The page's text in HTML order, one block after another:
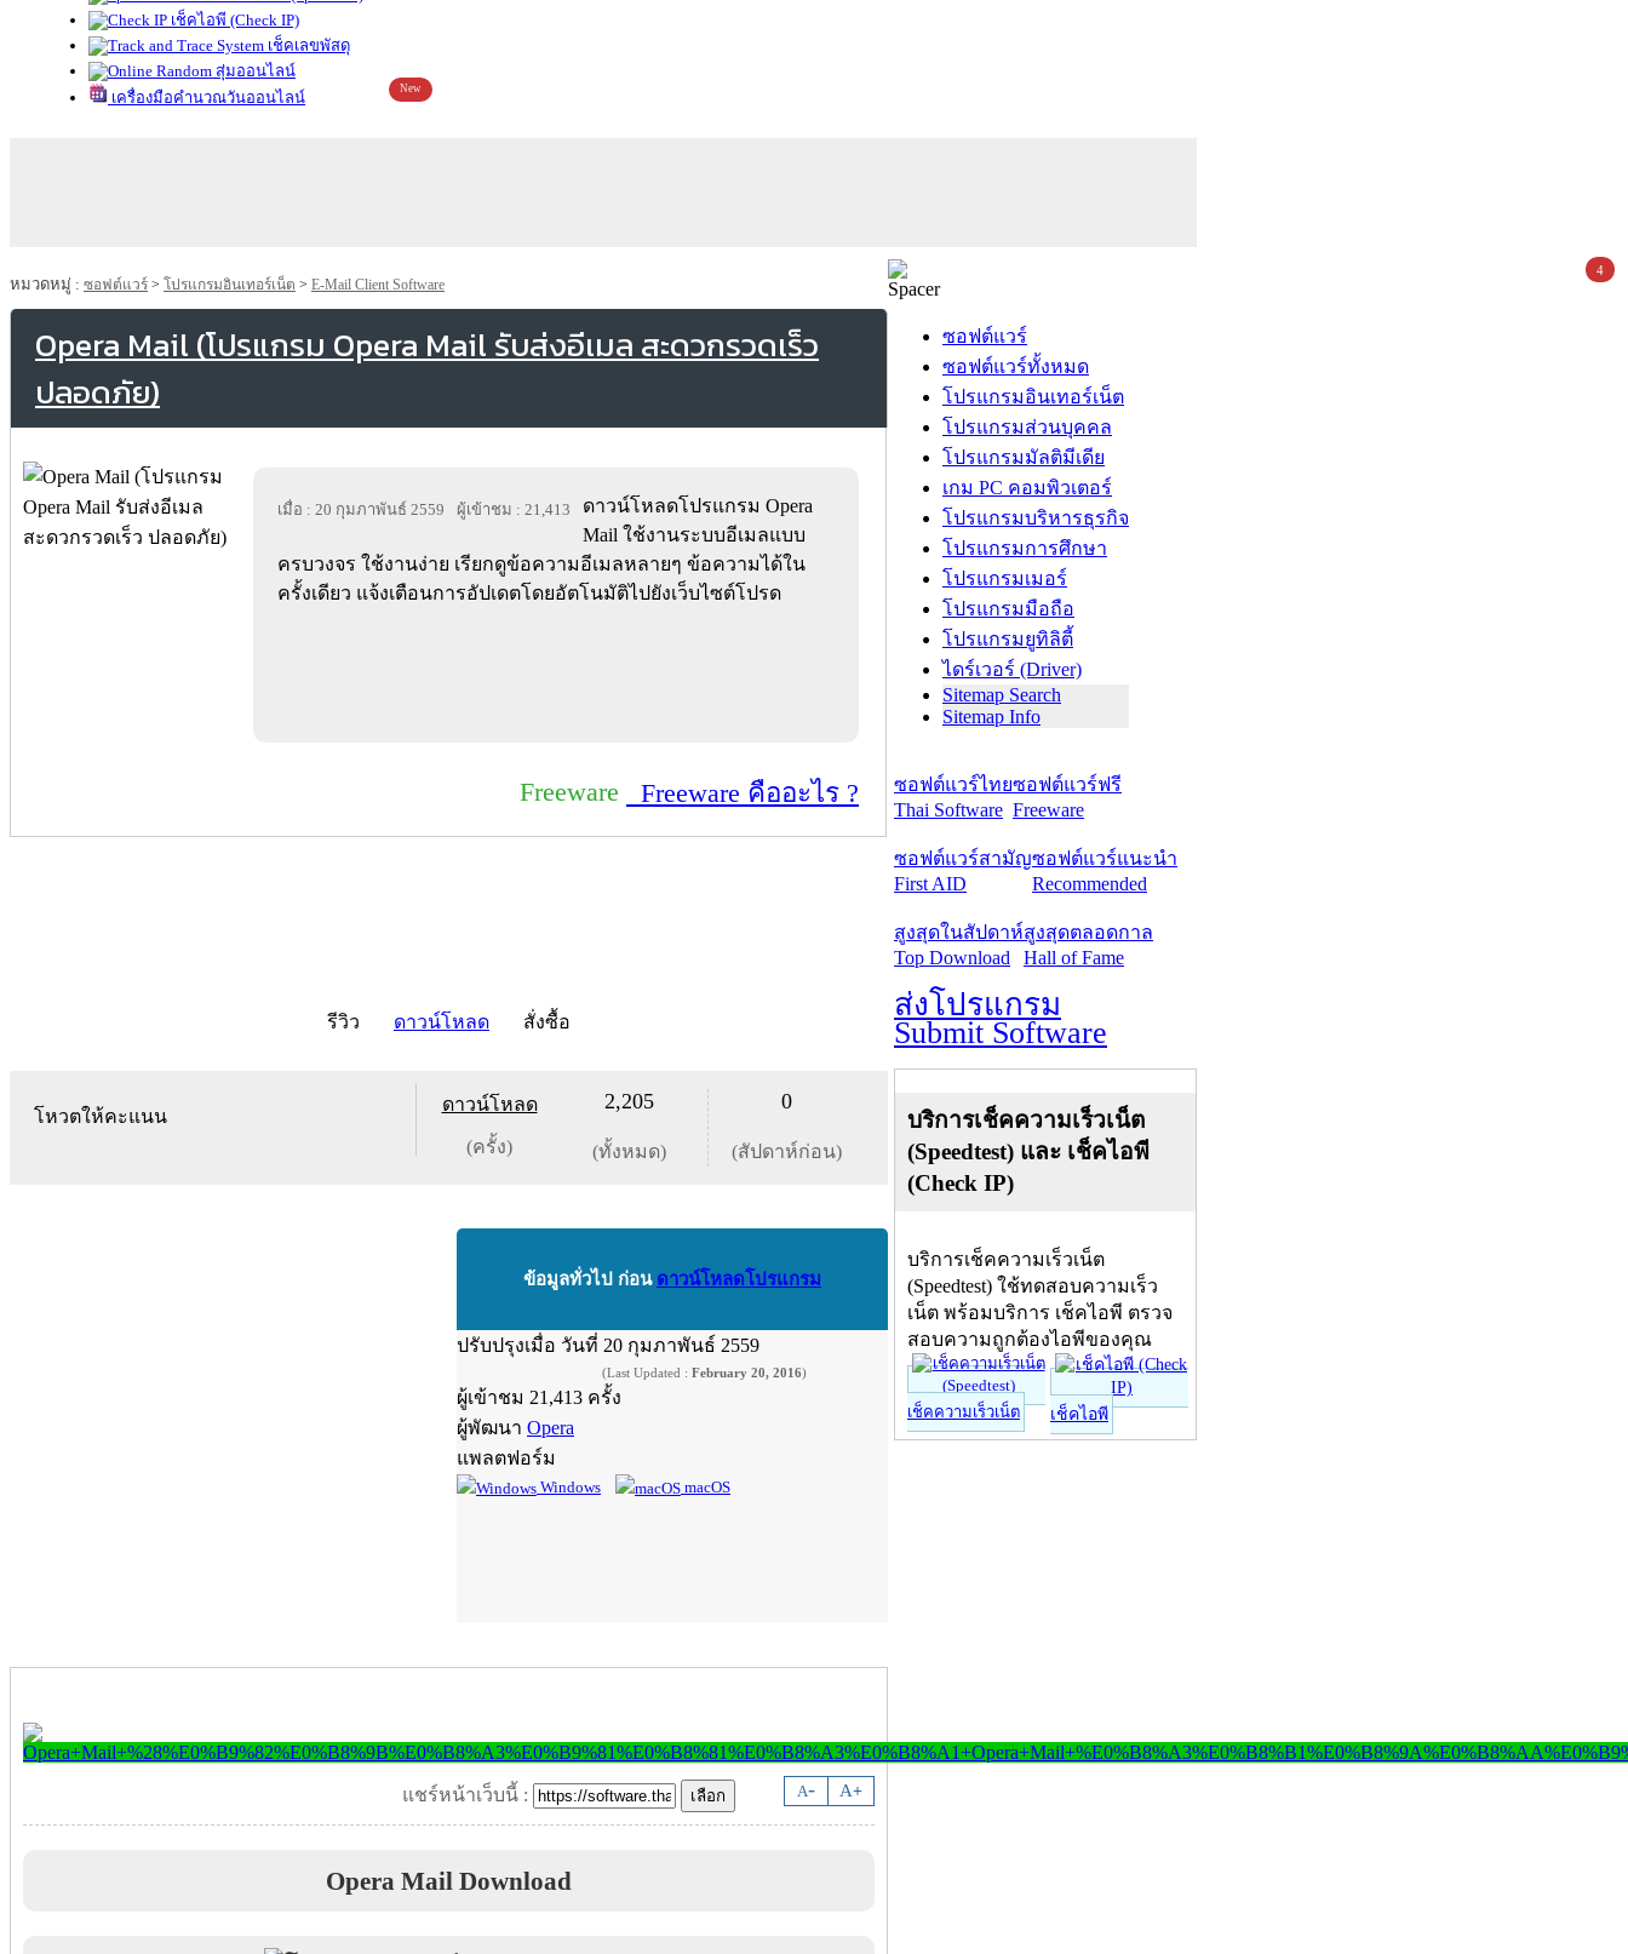
เช็คไอพี (Check IP)
เช็คเลขพัสดุ
สุ่มออนไลน์
เครื่องมือคำนวณวันออนไลน์
New
หมวดหมู่ : ซอฟต์แวร์ > โปรแกรมอินเทอร์เน็ต > E-Mail Client Software
Opera Mail (โปรแกรม Opera Mail รับส่งอีเมล สะดวกรวดเร็ว
ปลอดภัย)
เมื่อ : 20 กุมภาพันธ์ 2559 ผู้เข้าชม : 21,413
ดาวน์โหลดโปรแกรม Opera
Mail ใช้งานระบบอีเมลแบบ
ครบวงจร ใช้งานง่าย เรียกดูข้อความอีเมลหลายๆ ข้อความได้ใน
ครั้งเดียว แจ้งเตือนการอัปเดตโดยอัตโนมัติไปยังเว็บไซต์โปรด
Freeware Freeware คืออะไร ?
รีวิว ดาวน์โหลด สั่งซื้อ
โหวตให้คะแนน
ดาวน์โหลด
(ครั้ง)
2,205
(ทั้งหมด)
0
(สัปดาห์ก่อน)
ข้อมูลทั่วไป ก่อน ดาวน์โหลดโปรแกรม
ปรับปรุงเมื่อ วันที่ 20 กุมภาพันธ์ 2559
(Last Updated : February 20, 2016)
ผู้เข้าชม 21,413 ครั้ง
ผู้พัฒนา Opera
แพลตฟอร์ม
Windows macOS
A- A+
แชร์หน้าเว็บนี้ :
Opera Mail Download
ซอฟต์แวร์
ซอฟต์แวร์ทั้งหมด
โปรแกรมอินเทอร์เน็ต
โปรแกรมส่วนบุคคล
โปรแกรมมัลติมีเดีย
เกม PC คอมพิวเตอร์
โปรแกรมบริหารธุรกิจ
โปรแกรมการศึกษา
โปรแกรมเมอร์
โปรแกรมมือถือ
โปรแกรมยูทิลิตี้
ไดร์เวอร์ (Driver)
Sitemap Search
Sitemap Info
ซอฟต์แวร์ไทย
Thai Software
ซอฟต์แวร์ฟรี
Freeware
ซอฟต์แวร์สามัญ
First AID
ซอฟต์แวร์แนะนำ
Recommended
สูงสุดในสัปดาห์
Top Download
สูงสุดตลอดกาล
Hall of Fame
ส่งโปรแกรม
Submit Software
บริการเช็คความเร็วเน็ต
(Speedtest) และ เช็คไอพี
(Check IP)
บริการเช็คความเร็วเน็ต
(Speedtest) ใช้ทดสอบความเร็ว
เน็ต พร้อมบริการ เช็คไอพี ตรวจ
สอบความถูกต้องไอพีของคุณ
เช็คความเร็วเน็ต เช็คไอพี
4